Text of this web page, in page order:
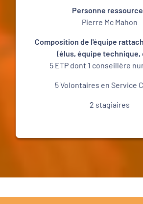
Personne
Pierre Mc Mahon
Composition de l'équipe
(élus, équipe technique,
5 ETP dont 1 conseillère
5 Volontaires en Service
2 stagiaires